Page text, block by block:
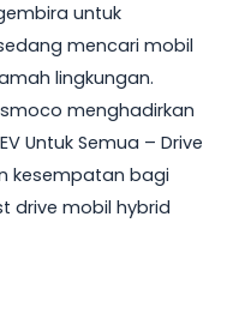
untuk
mencari mobil
lingkungan.
menghadirkan
Untuk Semua – Drive
kesempatan bagi
drive mobil hybrid